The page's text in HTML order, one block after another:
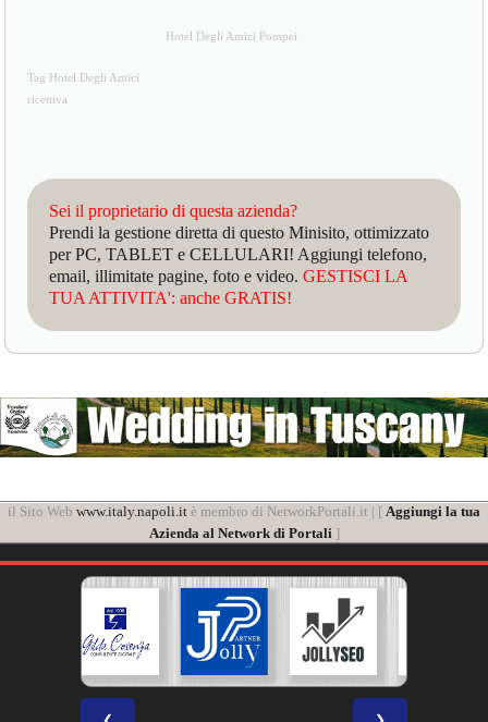
Hotel Degli Amici Pompei
Tag Hotel Degli Amici
ricettiva
Sei il proprietario di questa azienda?
Prendi la gestione diretta di questo Minisito, ottimizzato
per PC, TABLET e CELLULARI! Aggiungi telefono,
email, illimitate pagine, foto e video.GESTISCI LA
TUA ATTIVITA': anche GRATIS!
il Sito Web www.italy.napoli.it è membro di NetworkPortali.it | [ Aggiungi la tua
Azienda al Network di Portali]